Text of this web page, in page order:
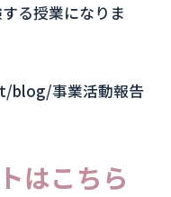
る授業になりま
事業活動報告
はこちら